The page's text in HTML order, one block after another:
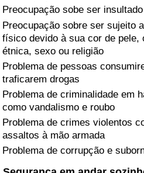
Preocupação sobe ser insultado
Preocupação sobre ser sujeito
físico devido à sua cor de pele,
étnica, sexo ou religião
Problema de pessoas
traficarem drogas
Problema de criminalidade em
como vandalismo e roubo
Problema de crimes violentos
assaltos à mão armada
Problema de corrupção e
Indicador de Saúde por País
Poluição
Indicador de Poluição (Atual)
Índice de poluição
Indicador de Poluição por País
Trânsito